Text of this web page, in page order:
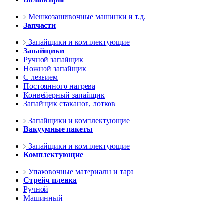
Мешкозашивочные машинки и т.д.
Запчасти
Запайщики и комплектующие
Запайщики
Ручной запайщик
Ножной запайщик
С лезвием
Постоянного нагрева
Конвейерный запайщик
Запайщик стаканов, лотков
Запайщики и комплектующие
Вакуумные пакеты
Запайщики и комплектующие
Комплектующие
Упаковочные материалы и тара
Стрейч пленка
Ручной
Машинный